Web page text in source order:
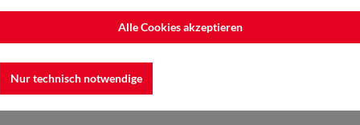
Kohlenstoffstahl, Legierungen
Alle Cookies akzeptieren
Nur technisch notwendige